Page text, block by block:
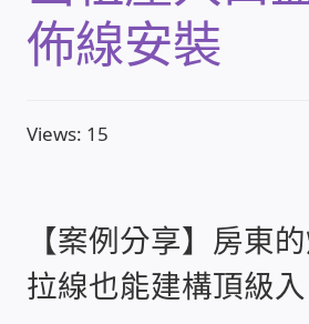
頭份獅子會
照片紀實影音
儀器設備
佈線安裝
Views: 15
【案例分享】房東
拉線也能建構頂級